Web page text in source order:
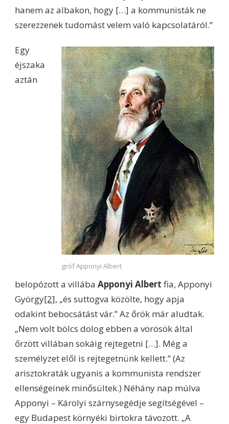
hanem az albakon, hogy […] a kommunisták ne
szerezzenek tudomást velem való kapcsolatáról.”
gróf Apponyi Albert
Egy
éjszaka
aztán
belopózott a villába Apponyi Albert fia, Apponyi
György[2], „és suttogva közölte, hogy apja
odakint bebocsátást vár.” Az őrök már aludtak.
„Nem volt bölcs dolog ebben a vörösök által
őrzött villában sokáig rejtegetni […]. Még a
személyzet elől is rejtegetnünk kellett.” (Az
arisztokraták ugyanis a kommunista rendszer
ellenségeinek minősültek.) Néhány nap múlva
Apponyi – Károlyi szárnysegédje segítségével –
egy Budapest környéki birtokra távozott. „A